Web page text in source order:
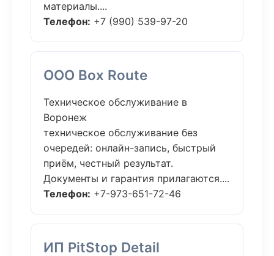
материалы....
Телефон: +7 (990) 539-97-20
ООО Box Route
Техническое обслуживание в
Воронеж
техническое обслуживание без
очередей: онлайн-запись, быстрый
приём, честный результат.
Документы и гарантия прилагаются....
Телефон: +7-973-651-72-46
ИП PitStop Detail